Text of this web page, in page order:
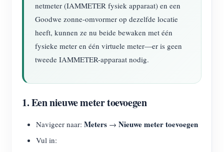
netmeter (IAMMETER fysiek apparaat) en een
Goodwe zonne-omvormer op dezelfde locatie
heeft, kunnen ze nu beide bewaken met één
fysieke meter en één virtuele meter—er is geen
tweede IAMMETER-apparaat nodig.
1. Een nieuwe meter toevoegen
Navigeer naar: Meters → Nieuwe meter toevoegen
Vul in: